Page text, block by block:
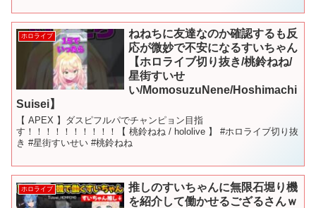
ホロライブ
ねねちに友達なのか確認するも反
応が微妙で不安になるすいちゃん
【ホロライブ切り抜き/桃鈴ねね/
星街すいせ
い/MomosuzuNene/Hoshimachi
Suisei】
【 APEX 】ダスピフルパでチャンピョン目指
す！！！！！！！！！！【 桃鈴ねね / hololive 】 #ホロライブ切り抜
き #星街すいせい #桃鈴ねね
ホロライブ
推しのすいちゃんに無限石堀り機
を紹介して働かせるござるさんｗ